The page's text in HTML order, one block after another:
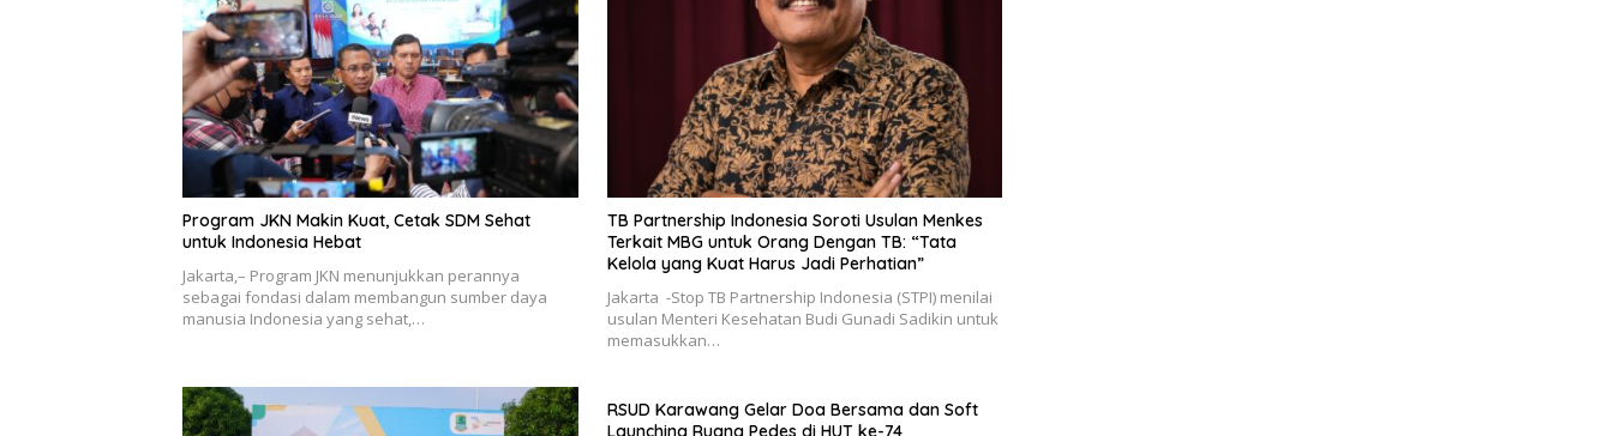
Program JKN Makin Kuat, Cetak SDM Sehat
untuk Indonesia Hebat
Jakarta,– Program JKN menunjukkan perannya
sebagai fondasi dalam membangun sumber daya
manusia Indonesia yang sehat,…
TB Partnership Indonesia Soroti Usulan Menkes
Terkait MBG untuk Orang Dengan TB: “Tata
Kelola yang Kuat Harus Jadi Perhatian”
Jakarta -Stop TB Partnership Indonesia (STPI) menilai
usulan Menteri Kesehatan Budi Gunadi Sadikin untuk
memasukkan…
RSUD Karawang Gelar Doa Bersama dan Soft
Launching Ruang Pedes di HUT ke-74